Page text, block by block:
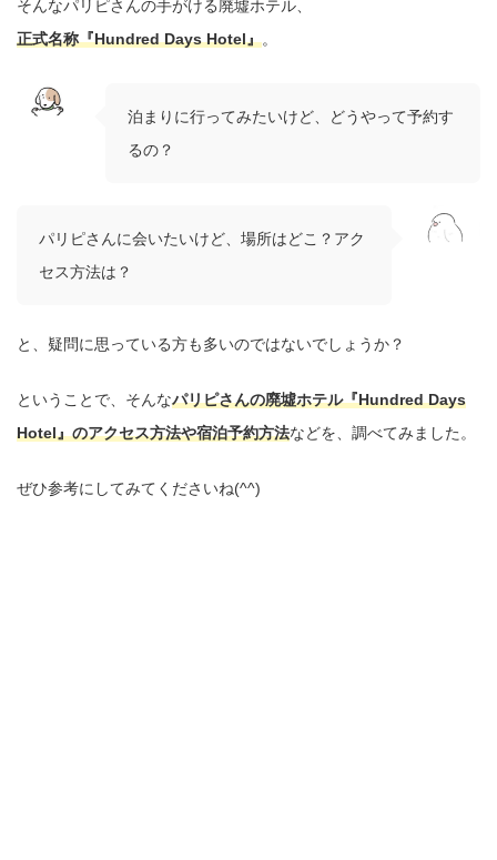
そんなパリピさんの手がける廃墟ホテル、
正式名称『Hundred Days Hotel』。
泊まりに行ってみたいけど、どうやって予約す
るの？
パリピさんに会いたいけど、場所はどこ？アク
セス方法は？
と、疑問に思っている方も多いのではないでしょうか？
ということで、そんなパリピさんの廃墟ホテル『Hundred Days
Hotel』のアクセス方法や宿泊予約方法などを、調べてみました。
ぜひ参考にしてみてくださいね(^^)